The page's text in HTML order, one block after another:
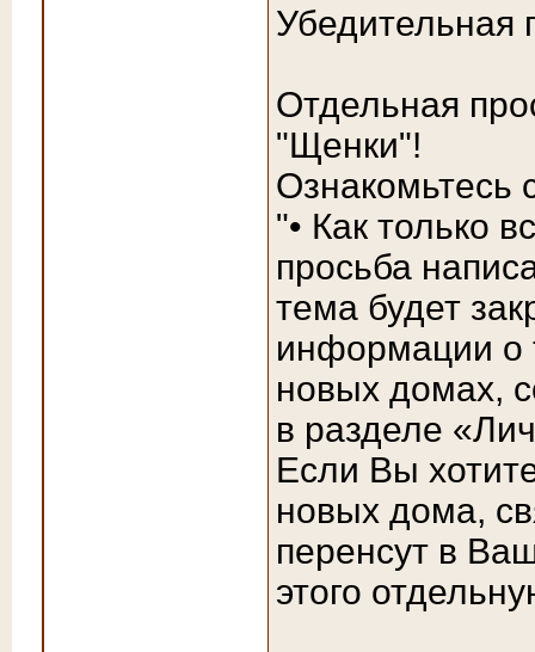
Убедительная
Отдельная
"Щенки"!
Ознакомьтесь
"• Как только
просьба
тема будет
информации о
новых домах,
в разделе
Если Вы
новых дома,
перенсут в
этого